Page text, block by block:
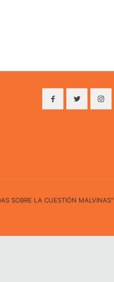
SOBRE LA CUESTIÓN MALVINAS"